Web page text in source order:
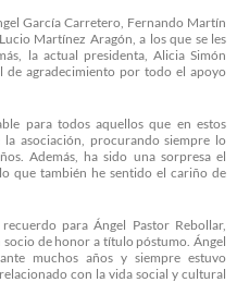
García Carretero, Fernando Martín
Martínez Aragón, a los que se les
la actual presidenta, Alicia Simón
de agradecimiento por todo el apoyo
para todos aquellos que en estos
asociación, procurando siempre lo
Además, ha sido una sorpresa el
que también he sentido el cariño de
para Ángel Pastor Rebollar,
de honor a título póstumo. Ángel
muchos años y siempre estuvo
con la vida social y cultural